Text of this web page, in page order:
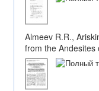
Almeev R.R.,
from the